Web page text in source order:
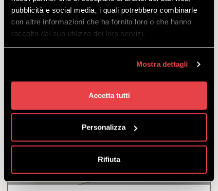
pubblicità e social media, i quali potrebbero combinarle
con altre informazioni che ha fornito loro o che hanno
raccolto dal suo utilizzo dei loro servizi.
Mostra dettagli
Accetta tutti
Personalizza
Rifiuta
consecutivi.
a partire
da€160.00
€ 152.00
11 GIORNI
SCOPRI